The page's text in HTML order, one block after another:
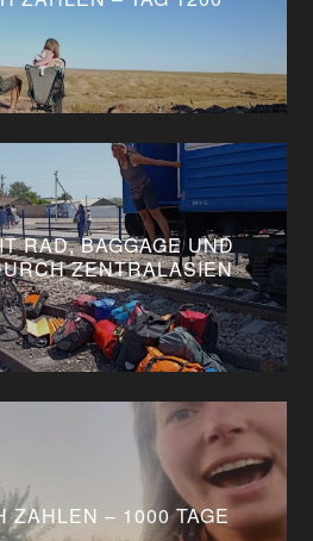
RAD, BAGGAGE UND
ZENTRALASIEN
ZAHLEN – 1000 TAGE